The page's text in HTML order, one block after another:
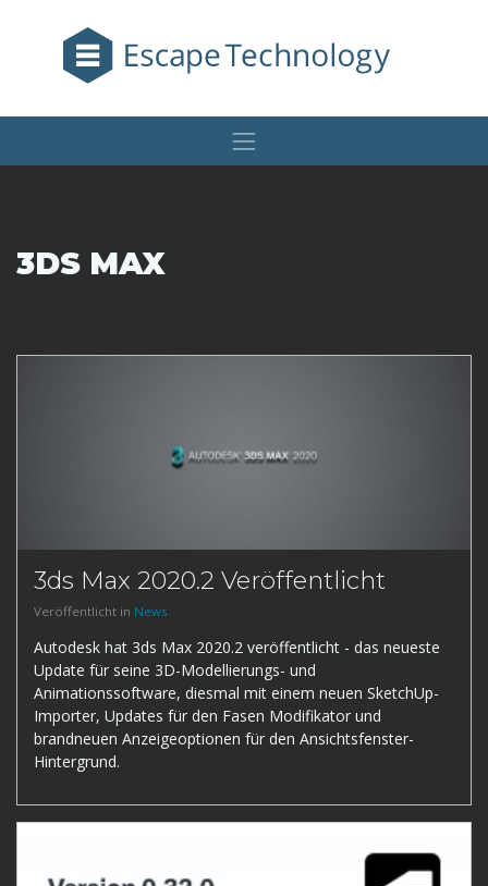
3DS MAX
3ds Max 2020.2 Veröffentlicht
Veröffentlicht in News
Autodesk hat 3ds Max 2020.2 veröffentlicht - das neueste
Update für seine 3D-Modellierungs- und
Animationssoftware, diesmal mit einem neuen SketchUp-
Importer, Updates für den Fasen Modifikator und
brandneuen Anzeigeoptionen für den Ansichtsfenster-
Hintergrund.